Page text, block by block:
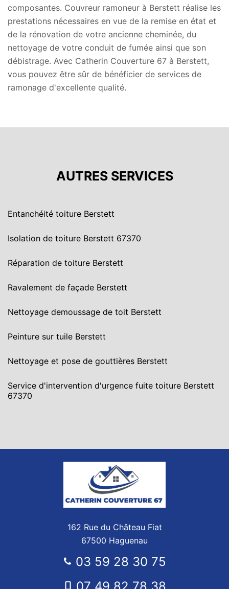
composantes. Couvreur ramoneur à Berstett réalise les
prestations nécessaires en vue de la remise en état et
de la rénovation de votre ancienne cheminée, du
nettoyage de votre conduit de fumée ainsi que son
débistrage. Avec Catherin Couverture 67 à Berstett,
vous pouvez être sûr de bénéficier de services de
ramonage d'excellente qualité.
AUTRES SERVICES
Entanchéité toiture Berstett
Isolation de toiture Berstett 67370
Réparation de toiture Berstett
Ravalement de façade Berstett
Nettoyage demoussage de toit Berstett
Peinture sur tuile Berstett
Nettoyage et pose de gouttières Berstett
Service d'intervention d'urgence fuite toiture Berstett
67370
162 Rue du Château Fiat
67500 Haguenau
03 59 28 30 75